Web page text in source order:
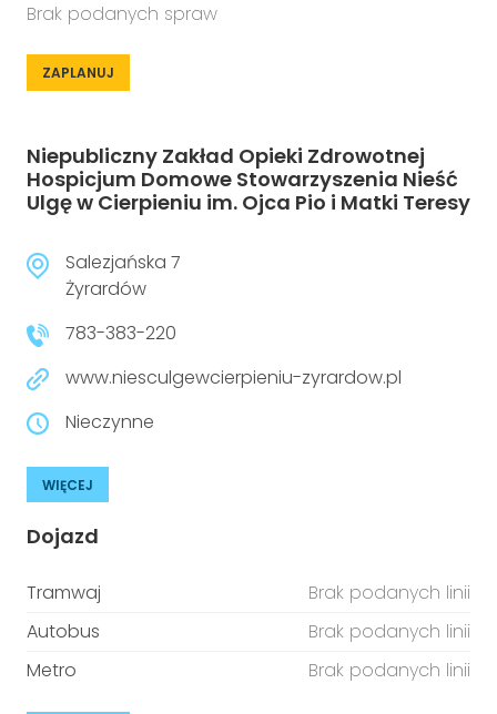
Brak podanych spraw
ZAPLANUJ
Niepubliczny Zakład Opieki Zdrowotnej
Hospicjum Domowe Stowarzyszenia Nieść
Ulgę w Cierpieniu im. Ojca Pio i Matki Teresy
Salezjańska 7
Żyrardów
783-383-220
www.niesculgewcierpieniu-zyrardow.pl
Nieczynne
WIĘCEJ
Dojazd
Tramwaj
Brak podanych linii
Autobus
Brak podanych linii
Metro
Brak podanych linii